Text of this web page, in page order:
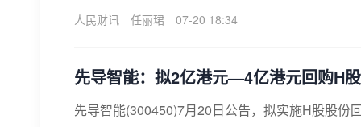
人民财讯
任丽珺 07-20 18:34
先导智能：拟2亿港元—4亿港元回购H
先导智能(300450)7月20日公告，拟实施H股股份